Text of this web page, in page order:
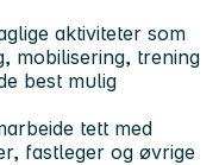
aktiviteter som
mobilisering, trening
best mulig
tett med
fastleger og øvrige